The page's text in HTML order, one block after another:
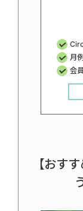
月
会
【おす